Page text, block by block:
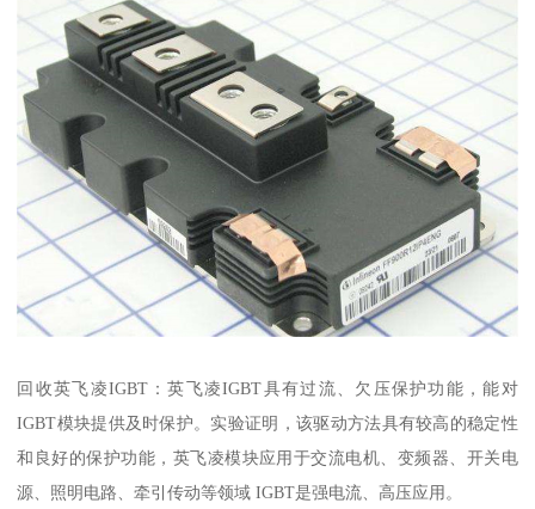
回收英飞凌IGBT：英飞凌IGBT具有过流、欠压保护功能，能对
IGBT模块提供及时保护。实验证明，该驱动方法具有较高的稳定性
和良好的保护功能，英飞凌模块应用于交流电机、变频器、开关电
源、照明电路、牵引传动等领域 IGBT是强电流、高压应用。